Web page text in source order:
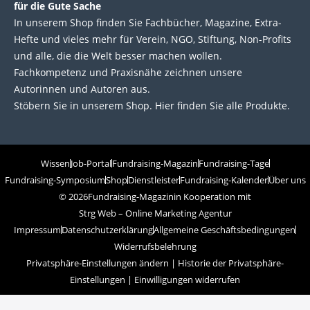
für die Gute Sache
In unserem Shop finden Sie Fachbücher, Magazine, Extra-
Hefte und vieles mehr für Verein, NGO, Stiftung, Non-Profits
und alle, die die Welt besser machen wollen.
Fachkompetenz und Praxisnähe zeichnen unsere
Autorinnen und Autoren aus.
Stöbern Sie in unserem Shop. Hier finden Sie alle Produkte.
WissenJob-PortalFundraising-MagazinFundraising-Tage
Fundraising-SymposiumShopDienstleisterFundraising-KalenderÜber uns
© 2026Fundraising-Magazinin Kooperation mit
Strg Web – Online Marketing Agentur
ImpressumDatenschutzerklärungAllgemeine Geschäftsbedingungen
Widerrufsbelehrung
Privatsphäre-Einstellungen ändern | Historie der Privatsphäre-
Einstellungen | Einwilligungen widerrufen